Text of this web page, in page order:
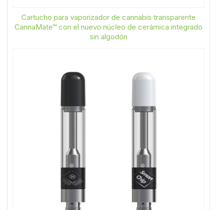
Cartucho para vaporizador de cannabis transparente
CannaMate™ con el nuevo núcleo de cerámica integrado
sin algodón